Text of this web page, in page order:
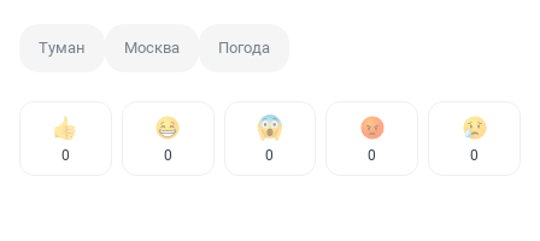
Туман Москва Погода
0 0 0 0 0